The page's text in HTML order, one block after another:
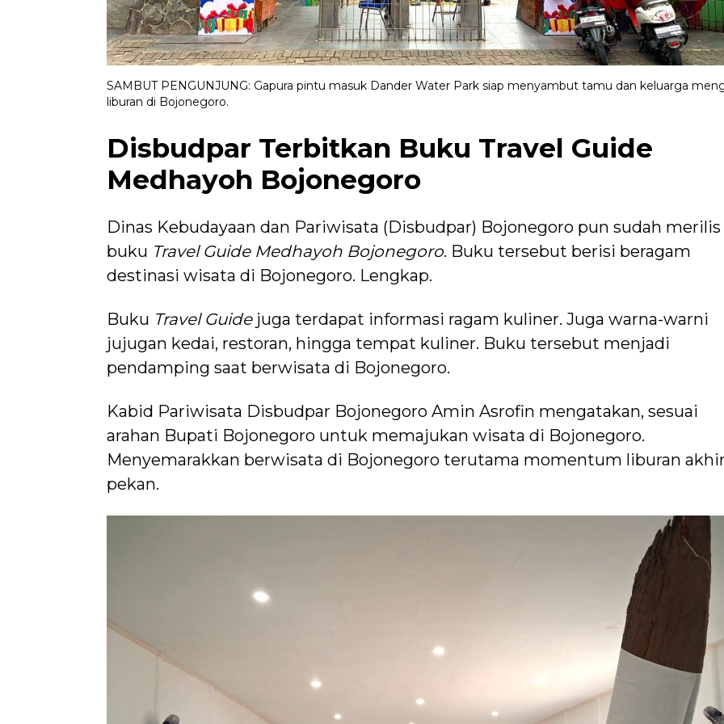
SAMBUT PENGUNJUNG: Gapura pintu masuk Dander Water Park siap menyambut tamu dan keluarga
liburan di Bojonegoro.
Disbudpar Terbitkan Buku Travel Guide
Medhayoh Bojonegoro
Dinas Kebudayaan dan Pariwisata (Disbudpar) Bojonegoro pun sudah merilis
buku Travel Guide Medhayoh Bojonegoro. Buku tersebut berisi beragam
destinasi wisata di Bojonegoro. Lengkap.
Buku Travel Guidejuga terdapat informasi ragam kuliner. Juga warna-warni
jujugan kedai, restoran, hingga tempat kuliner. Buku tersebut menjadi
pendamping saat berwisata di Bojonegoro.
Kabid Pariwisata Disbudpar Bojonegoro Amin Asrofin mengatakan, sesuai
arahan Bupati Bojonegoro untuk memajukan wisata di Bojonegoro.
Menyemarakkan berwisata di Bojonegoro terutama momentum liburan
pekan.